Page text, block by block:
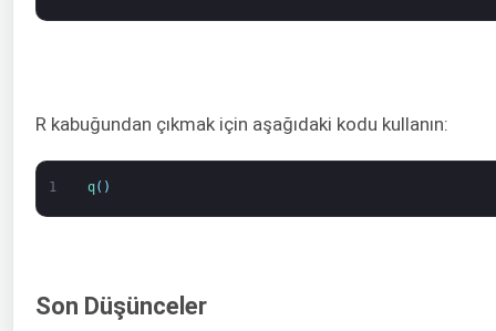
R kabuğundan çıkmak için aşağıdaki kodu kullanın:
1 q( )
Son Düşünceler